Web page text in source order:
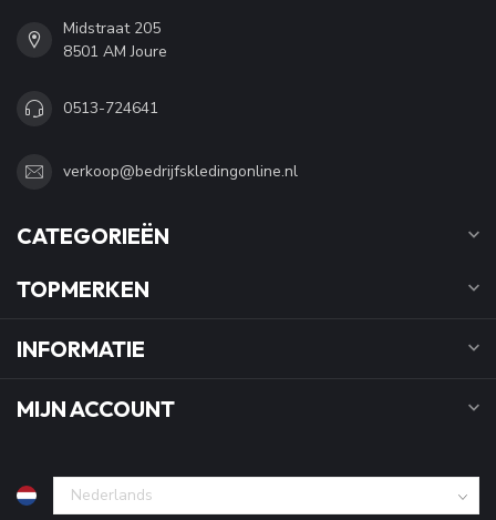
Midstraat 205
8501 AM Joure
0513-724641
verkoop@bedrijfskledingonline.nl
CATEGORIEËN
TOPMERKEN
INFORMATIE
MIJN ACCOUNT